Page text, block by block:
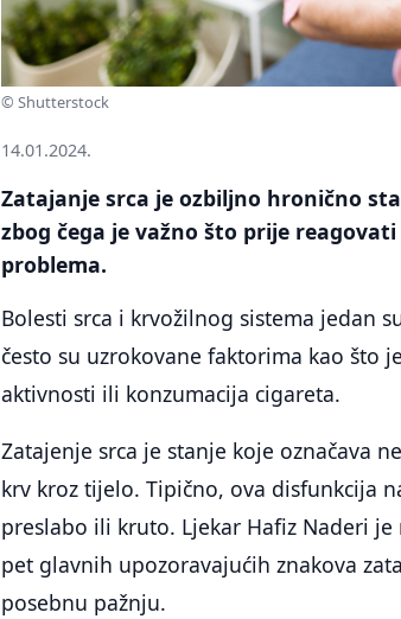
© Shutterstock
14.01.2024.
Zatajanje srca je ozbiljno hronično
zbog čega je važno što prije
problema.
Bolesti srca i krvožilnog sistema jedan
često su uzrokovane faktorima kao što
aktivnosti ili konzumacija cigareta.
Zatajenje srca je stanje koje označava
krv kroz tijelo. Tipično, ova disfunkcija
preslabo ili kruto. Ljekar Hafiz Naderi
pet glavnih upozoravajućih znakova
posebnu pažnju.